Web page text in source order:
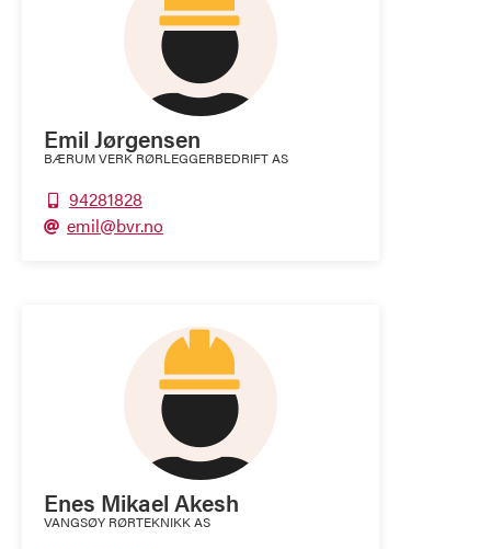
Emil Jørgensen
BÆRUM VERK RØRLEGGERBEDRIFT AS
 94281828
 emil@bvr.no
Enes Mikael Akesh
VANGSØY RØRTEKNIKK AS